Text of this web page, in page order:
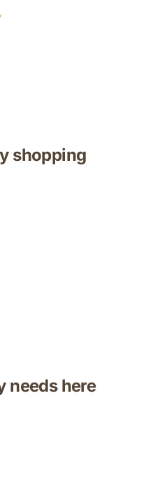
shopping
needs here